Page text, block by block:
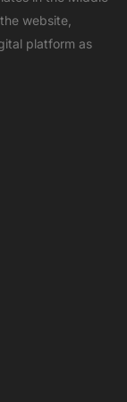
g
r
a
website,
platform as